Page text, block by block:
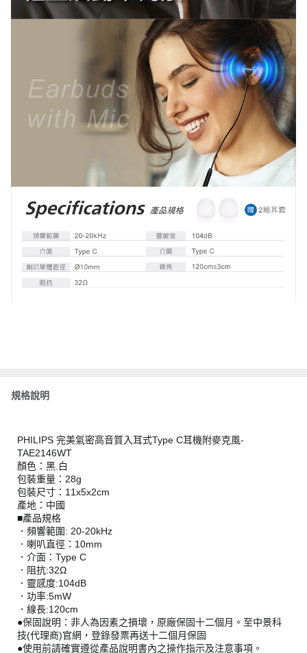
規格說明
PHILIPS 完美氣密高音質入耳式Type C耳機附麥克風-
TAE2146WT
顏色：黑.白
包裝重量：28g
包裝尺寸：11x5x2cm
產地：中國
■產品規格
．頻響範圍: 20-20kHz
．喇叭直徑：10mm
．介面：Type C
．阻抗:32Ω
．靈感度:104dB
．功率:5mW
．線長:120cm
●保固說明：非人為因素之損壞，原廠保固十二個月。至中景科
技(代理商)官網，登錄發票再送十二個月保固
●使用前請確實遵從產品說明書內之操作指示及注意事項。